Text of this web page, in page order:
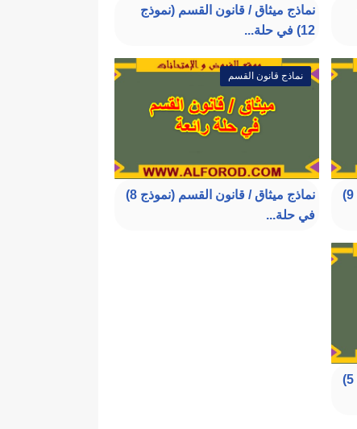
نماذج ميثاق / قانون القسم (نموذج
12) في حلة...
نماذج ميثاق / قانون القسم (نموذج 9)
نماذج قانون القسم
نماذج ميثاق / قانون القسم (نموذج 8)
في حلة...
نماذج ميثاق / قانون القسم (نموذج 5)